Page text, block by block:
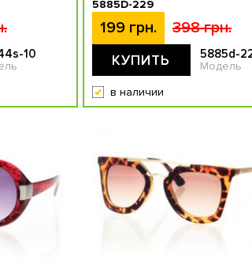
10
5885D-229
199 грн. 398 грн.
КУПИТЬ 5885d-
Модель
в наличии